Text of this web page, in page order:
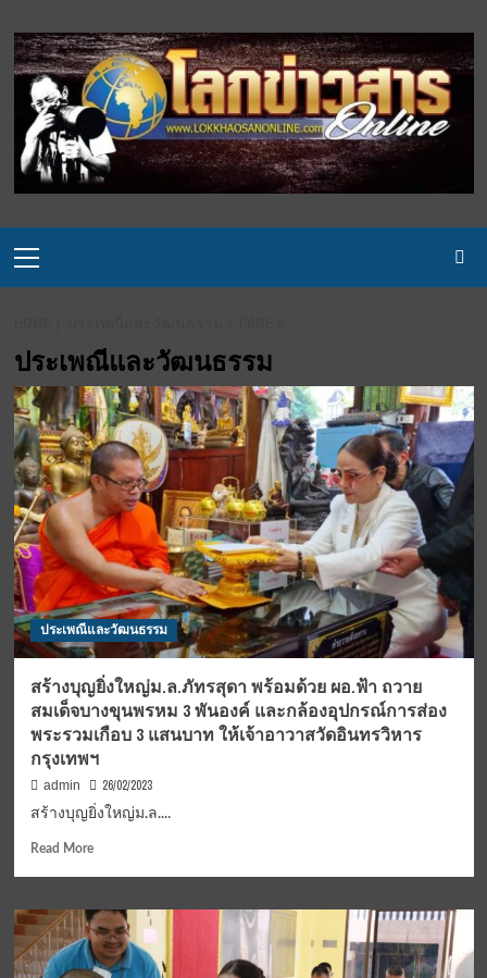
to
content
Menu
ประเพณีและวัฒนธรรม
ประเพณีและวัฒนธรรม
สร้างบุญยิ่งใหญ่ม.ล.ภัทรสุดา พร้อมด้วย ผอ.ฟ้า ถวาย
สมเด็จบางขุนพรหม 3 พันองค์ และกล้องอุปกรณ์การส่อง
พระรวมเกือบ 3 แสนบาท ให้เจ้าอาวาสวัดอินทรวิหาร
กรุงเทพฯ
admin 26/02/2023
สร้างบุญยิ่งใหญ่ม.ล....
Read MoreRead
สร้าง
บุญ
ยิ่ง
ใหญ่